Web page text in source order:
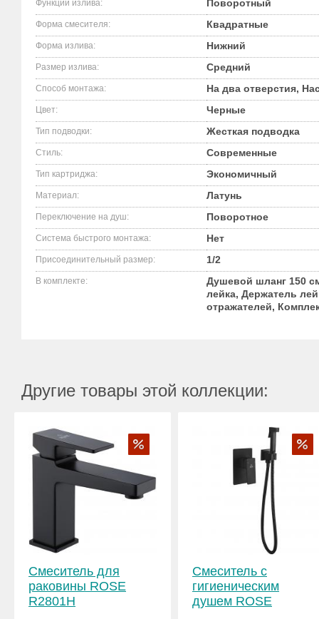
Функции излива: Поворотный
Форма смесителя: Квадратные
Форма излива: Нижний
Размер излива: Средний
Способ монтажа: На два отверстия,
Цвет: Черные
Тип подводки: Жесткая подводка
Стиль: Современные
Тип картриджа: Экономичный
Материал: Латунь
Переключение на душ: Поворотное
Система быстрого монтажа: Нет
Присоединительный размер: 1/2
В комплекте:
Душевой шланг 150
лейка, Держатель
отражателей,
Другие товары этой коллекции:
Смеситель для
раковины ROSE
R2801H
Смеситель с
гигиеническим
душем ROSE
R2805H